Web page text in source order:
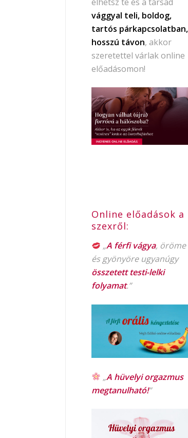
vággyal teli, boldog,
tartós párkapcsolatban,
hosszú távon, akkor
szeretettel várlak online
előadásomon!
Online előadások a
szexről:
„A férfi vágya, öröme
és gyönyöre ugyanúgy
összetett testi-lelki
folyamat.”
„A hüvelyi orgazmus
megtanulható!”